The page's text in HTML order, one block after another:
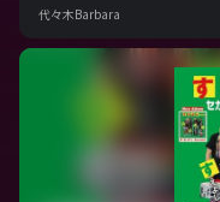
代々木Barbara